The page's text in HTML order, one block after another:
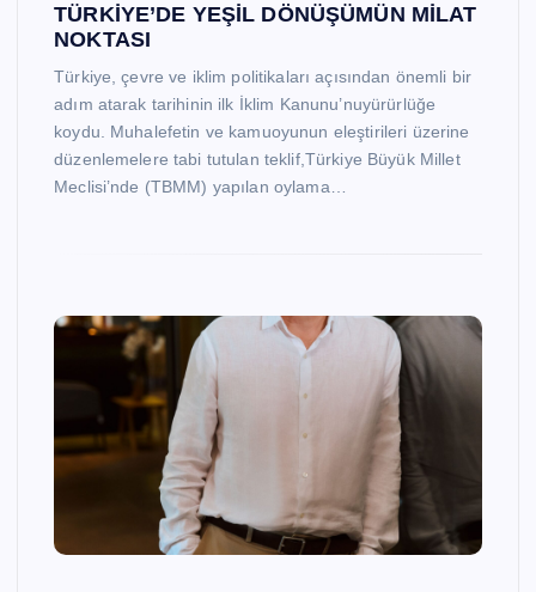
TÜRKİYE’DE YEŞİL DÖNÜŞÜMÜN MİLAT
NOKTASI
Türkiye, çevre ve iklim politikaları açısından önemli bir
adım atarak tarihinin ilk İklim Kanunu’nuyürürlüğe
koydu. Muhalefetin ve kamuoyunun eleştirileri üzerine
düzenlemelere tabi tutulan teklif,Türkiye Büyük Millet
Meclisi’nde (TBMM) yapılan oylama…